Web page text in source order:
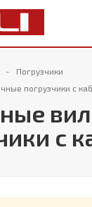
Погрузчики
погрузчики с
с